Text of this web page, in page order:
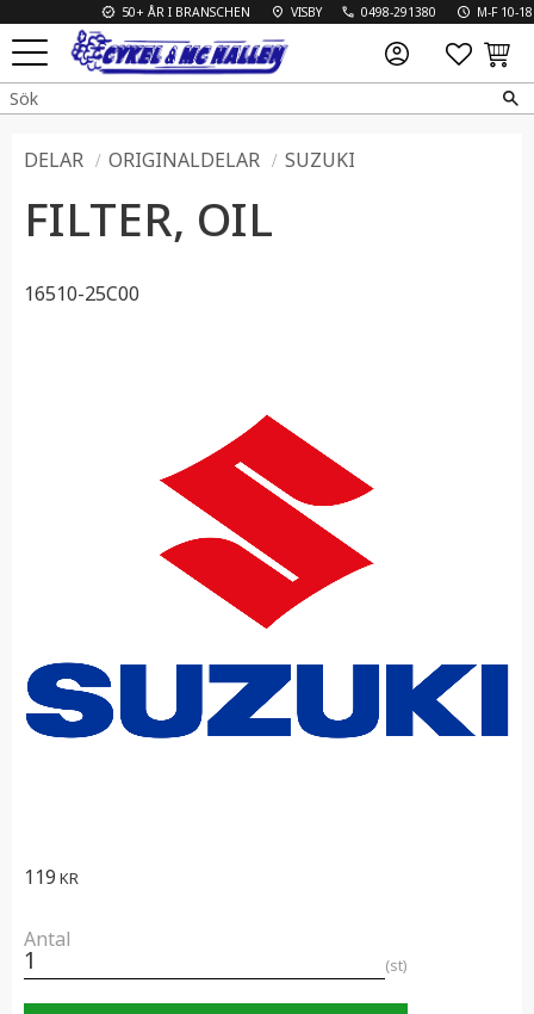
Meny
50+ ÅR I BRANSCHEN VISBY 0498-291380 M-F 10-18
DELAR ORIGINALDELAR SUZUKI
FILTER, OIL
16510-25C00
119 KR
Antal
st